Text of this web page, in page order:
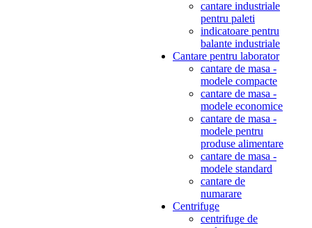
cantare industriale
pentru paleti
indicatoare pentru
balante industriale
Cantare pentru laborator
cantare de masa -
modele compacte
cantare de masa -
modele economice
cantare de masa -
modele pentru
produse alimentare
cantare de masa -
modele standard
cantare de
numarare
Centrifuge
centrifuge de